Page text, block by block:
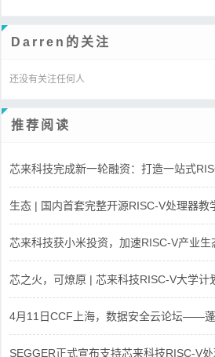
Darren的关注
还没有关注任何人
推荐阅读
芯来科技完成新一轮融资：打造一站式
生态 | 国内首套完整开源RISC-V处理器教
芯来科技获小米投资，加速RISC-V产业生
芯之火，可燎原 | 芯来科技RISC-V大学计
4月11日CCF上海，数据安全云论坛——蓬
SEGGER正式宣布支持芯来科技RISC-V